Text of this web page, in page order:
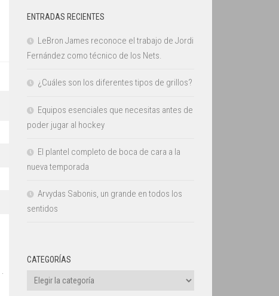
ENTRADAS RECIENTES
LeBron James reconoce el trabajo de Jordi
Fernández como técnico de los Nets.
¿Cuáles son los diferentes tipos de grillos?
Equipos esenciales que necesitas antes de
poder jugar al hockey
El plantel completo de boca de cara a la
nueva temporada
Arvydas Sabonis, un grande en todos los
sentidos
CATEGORÍAS
Categorías